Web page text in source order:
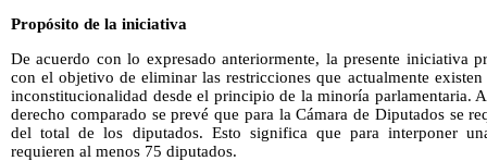
Propósito de la iniciativa
De acuerdo con lo expresado anteriormente, la presente iniciativa
con el objetivo de eliminar las restricciones que actualmente
inconstitucionalidad desde el principio de la minoría parlamentaria.
derecho comparado se prevé que para la Cámara de Diputados se
del total de los diputados. Esto significa que para interponer
requieren al menos 75 diputados.